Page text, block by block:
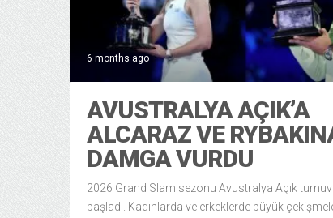
6 months ago
AVUSTRALYA AÇIK’A
ALCARAZ VE
DAMGA VURDU
2026 Grand Slam sezonu Avustralya Açık
başladı. Kadınlarda ve erkeklerde büyük